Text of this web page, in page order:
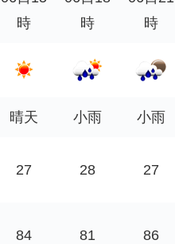
時
時
時
晴天 小雨 小雨
27 28 27
84 81 86